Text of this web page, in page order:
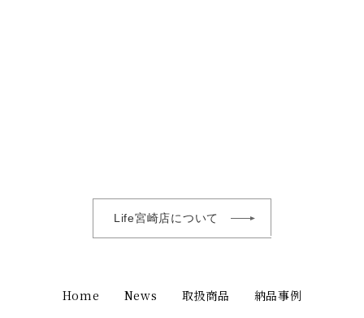
Life宮崎店について
Home News 取扱商品
納品事例